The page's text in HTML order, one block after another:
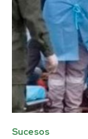
Sucesos